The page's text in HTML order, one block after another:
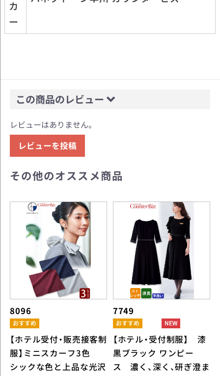
カ
ー
この商品のレビュー
レビューはありません。
レビューを投稿
その他のオススメ商品
8096
【ホテル受付・販売接客制
服】ミニスカーフ3色
シックな色と上品な光沢
7749
【ホテル・受付制服】 漆
黒ブラック ワンピー
ス 濃く、深く、研ぎ澄ま